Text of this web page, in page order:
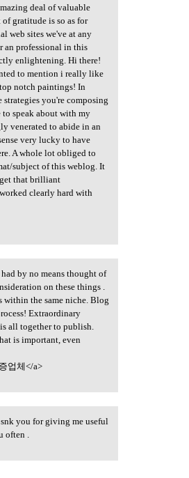
deal of valuable
of gratitude is so as for
web sites we've at any
an professional in this
enlightening. Hi there!
to mention i really like
notch paintings! In
you're composing
to speak about with my
venerated to abide in an
very lucky to have
A whole lot obliged to
subject of this weblog. It
that brilliant
clearly hard with
by no means thought of
on these things .
within the same niche. Blog
Extraordinary
all together to publish.
is important, even
업체</a>
you for giving me useful
often .